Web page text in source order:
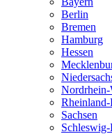
Berlin
Bremen
Hamburg
Hessen
Nordrhein-
Sachsen